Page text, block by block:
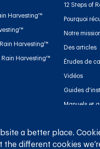
Harvesting™
Harvesting™
Rain Harvesting™
12 Steps of
Pourquoi
Notre
Des articles
Études de
Vidéos
Guides
Manuels et
des jauges
a better place.
different cookies